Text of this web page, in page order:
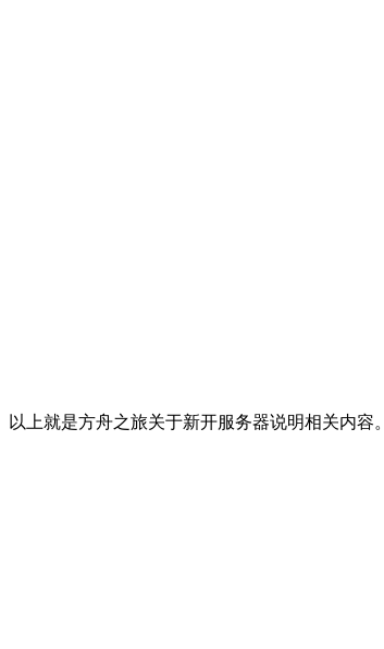
以上就是方舟之旅关于新开服务器说明相关内容。